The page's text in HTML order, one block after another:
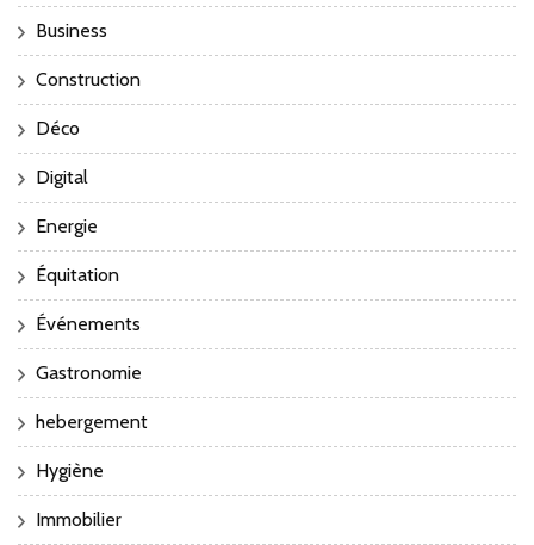
Business
Construction
Déco
Digital
Energie
Équitation
Événements
Gastronomie
hebergement
Hygiène
Immobilier